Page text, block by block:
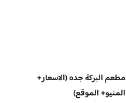
مطعم البركة جده (الاسعار+
المنيو+ الموقع)